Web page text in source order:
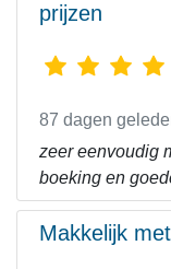
prijzen
87 dagen
zeer eenvoudig
boeking en
Makkelijk